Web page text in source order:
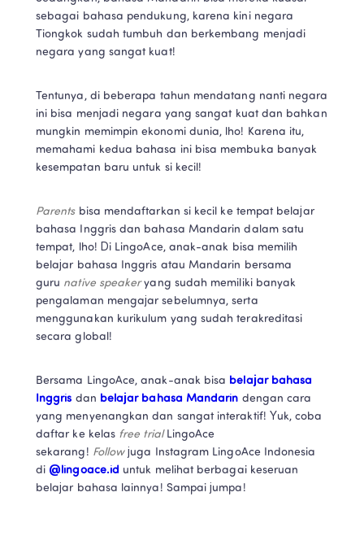
sebagai bahasa pendukung, karena kini negara
Tiongkok sudah tumbuh dan berkembang menjadi
negara yang sangat kuat!
Tentunya, di beberapa tahun mendatang nanti negara
ini bisa menjadi negara yang sangat kuat dan bahkan
mungkin memimpin ekonomi dunia, lho! Karena itu,
memahami kedua bahasa ini bisa membuka banyak
kesempatan baru untuk si kecil!
Parents bisa mendaftarkan si kecil ke tempat belajar
bahasa Inggris dan bahasa Mandarin dalam satu
tempat, lho! Di LingoAce, anak-anak bisa memilih
belajar bahasa Inggris atau Mandarin bersama
guru native speaker yang sudah memiliki banyak
pengalaman mengajar sebelumnya, serta
menggunakan kurikulum yang sudah terakreditasi
secara global!
Bersama LingoAce, anak-anak bisa belajar bahasa
Inggris dan belajar bahasa Mandarin dengan cara
yang menyenangkan dan sangat interaktif! Yuk, coba
daftar ke kelas free trial LingoAce
sekarang! Follow juga Instagram LingoAce Indonesia
di @lingoace.id untuk melihat berbagai keseruan
belajar bahasa lainnya! Sampai jumpa!